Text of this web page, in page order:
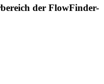
der FlowFinder-